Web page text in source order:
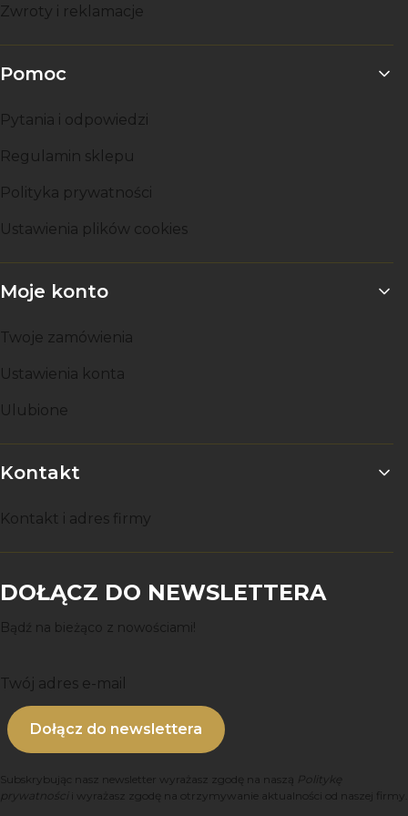
Zwroty i reklamacje
Pomoc
Pytania i odpowiedzi
Regulamin sklepu
Polityka prywatności
Ustawienia plików cookies
Moje konto
Twoje zamówienia
Ustawienia konta
Ulubione
Kontakt
Kontakt i adres firmy
DOŁĄCZ DO NEWSLETTERA
Bądź na bieżąco z nowościami!
Twój adres e-mail
Dołącz do newslettera
Subskrybując nasz newsletter wyrażasz zgodę na naszą Politykę
prywatności
i wyrażasz zgodę na otrzymywanie aktualności od naszej firmy.